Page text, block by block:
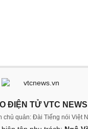
ĐIỆN TỬ VTC NEWS
chủ quản: Đài Tiếng nói Việt